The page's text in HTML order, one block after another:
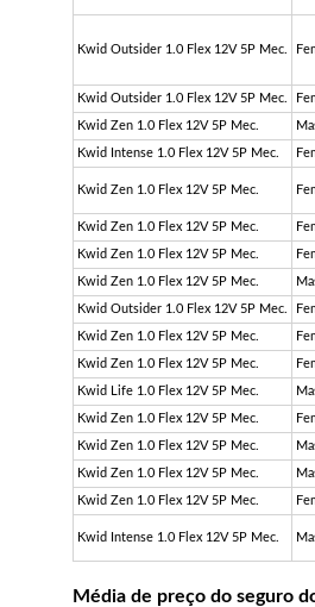
Kwid Outsider 1.0 Flex 12V 5P Mec.
Kwid Outsider 1.0 Flex 12V 5P Mec.
Kwid Zen 1.0 Flex 12V 5P Mec.
Kwid Intense 1.0 Flex 12V 5P Mec.
Kwid Zen 1.0 Flex 12V 5P Mec.
Kwid Zen 1.0 Flex 12V 5P Mec.
Kwid Zen 1.0 Flex 12V 5P Mec.
Kwid Zen 1.0 Flex 12V 5P Mec.
Kwid Outsider 1.0 Flex 12V 5P Mec.
Kwid Zen 1.0 Flex 12V 5P Mec.
Kwid Zen 1.0 Flex 12V 5P Mec.
Kwid Life 1.0 Flex 12V 5P Mec.
Kwid Zen 1.0 Flex 12V 5P Mec.
Kwid Zen 1.0 Flex 12V 5P Mec.
Kwid Zen 1.0 Flex 12V 5P Mec.
Kwid Zen 1.0 Flex 12V 5P Mec.
Kwid Intense 1.0 Flex 12V 5P Mec.
Média de preço do seguro